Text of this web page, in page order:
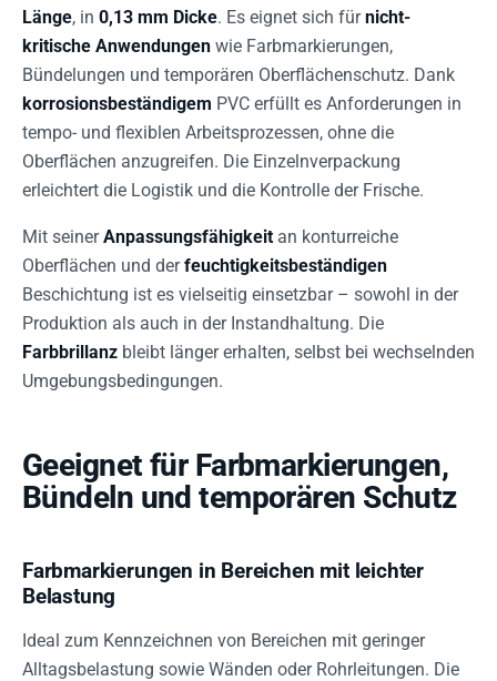
Länge, in 0,13 mm Dicke. Es eignet sich fürnicht-
kritische Anwendungen wie Farbmarkierungen,
Bündelungen und temporären Oberflächenschutz. Dank
korrosionsbeständigem PVC erfüllt es Anforderungen in
tempo- und flexiblen Arbeitsprozessen, ohne die
Oberflächen anzugreifen. Die Einzelnverpackung
erleichtert die Logistik und die Kontrolle der Frische.
Mit seinerAnpassungsfähigkeit an konturreiche
Oberflächen und derfeuchtigkeitsbeständigen
Beschichtung ist es vielseitig einsetzbar – sowohl in der
Produktion als auch in der Instandhaltung. Die
Farbbrillanz bleibt länger erhalten, selbst bei wechselnden
Umgebungsbedingungen.
Geeignet für Farbmarkierungen,
Bündeln und temporären Schutz
Farbmarkierungen in Bereichen mit leichter
Belastung
Ideal zum Kennzeichnen von Bereichen mit geringer
Alltagsbelastung sowie Wänden oder Rohrleitungen. Die